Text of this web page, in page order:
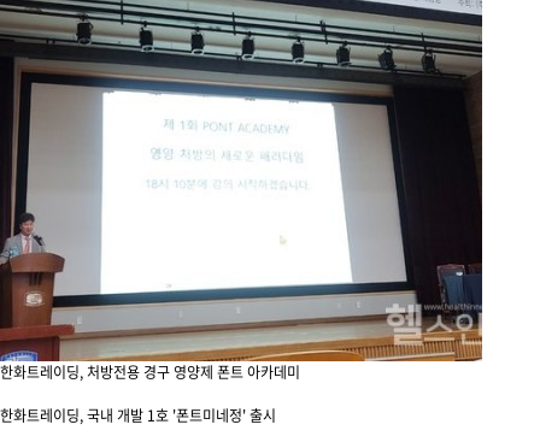
한화트레이딩, 처방전용 경구 영양제 폰트 아카데미
한화트레이딩, 국내 개발 1호 '폰트미네정' 출시